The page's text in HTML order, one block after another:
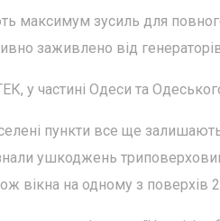
максимум зусиль для
заживлено від
у частині Одеси та
пункти все ще
ушкоджень
вікна на одному з